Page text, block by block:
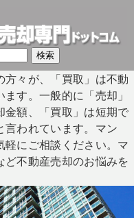
々が、「買取」は不動
す。一般的に「売却」
金額、「買取」は短期で
言われています。マン
にご相談ください。マ
不動産売却のお悩みを